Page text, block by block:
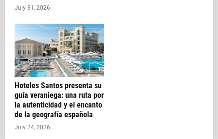
July 31, 2026
Hoteles Santos presenta su
guía veraniega: una ruta por
la autenticidad y el encanto
de la geografía española
July 24, 2026